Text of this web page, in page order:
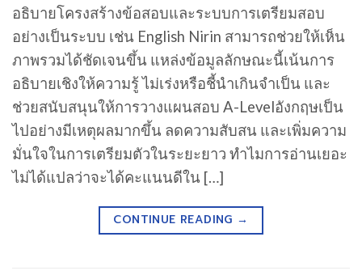
อธิบายโครงสร้างข้อสอบและระบบการเตรียมสอบ
อย่างเป็นระบบ เช่น English Nirin สามารถช่วยให้เห็น
ภาพรวมได้ชัดเจนขึ้น แหล่งข้อมูลลักษณะนี้เน้นการ
อธิบายเชิงให้ความรู้ ไม่เร่งหรือชี้นำเกินจำเป็น และ
ช่วยสนับสนุนให้การวางแผนสอบ A-Levelอังกฤษเป็น
ไปอย่างมีเหตุผลมากขึ้น ลดความสับสน และเพิ่มความ
มั่นใจในการเตรียมตัวในระยะยาว ทำไมการอ่านเยอะ
ไม่ได้แปลว่าจะได้คะแนนดีใน […]
CONTINUE READING →